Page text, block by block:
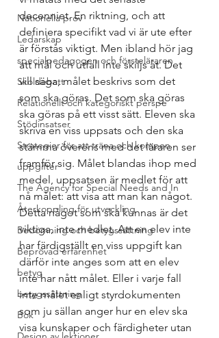
Nationella prov
Ledarskap
specialpedagogen och försteläraren
Skoldebatt
Relationellt och kategoriskt perspe
Stödinsatser
Strategier för att träna och kompen
uppgifter
The Agency for Special Needs and In
Återkoppling för utveckling
Bedömning och betygssättning
Beprövad erfarenhet
betyg
betygssättning
Bok
decenniet. En riktning, och att
definiera specifikt vad vi är ute efter
är förstås viktigt. Men ibland hör jag
att mål och utfall inte skiljs åt. Det
vill säga, målet beskrivs som det
som ska göras. Det som ska göras
ska göras på ett visst sätt. Eleven ska
skriva en viss uppsats och den ska
stämma överens med det läraren ser
framför sig. Målet blandas ihop med
medel, uppsatsen är medlet för att
nå målet: att visa att man kan något.
Detta något som ska kunnas är det
viktiga, inte medlet. Att en elev inte
har färdigställt en viss uppgift kan
därför inte anges som att en elev
inte har nått målet. Eller i varje fall
inte målet enligt styrdokumenten
som ju sällan anger hur en elev ska
visa kunskaper och färdigheter utan